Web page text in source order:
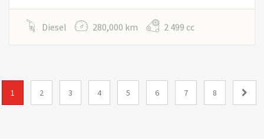
Diesel 280,000 km 2 499 cc
1 2 3 4 5 6 7 8